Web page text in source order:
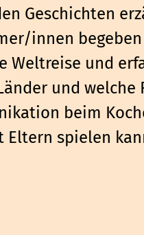
Geschichten
innen
Weltreise und
und welche
beim
Eltern spielen